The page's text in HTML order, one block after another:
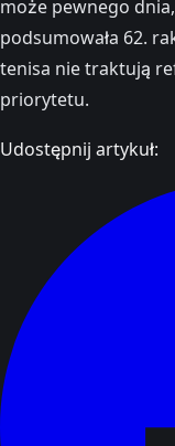
może pewnego
podsumowała 62.
tenisa nie traktują
priorytetu.
Udostępnij artykuł: